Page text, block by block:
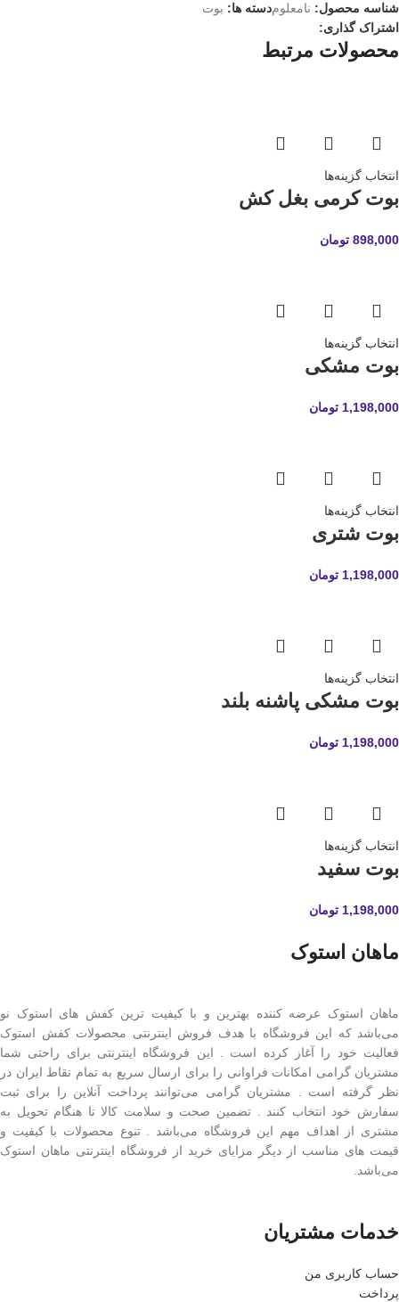
شناسه محصول: نامعلومدسته ها: بوت
اشتراک گذاری:
محصولات مرتبط
انتخاب گزینه‌ها
بوت کرمی بغل کش
898,000 تومان
انتخاب گزینه‌ها
بوت مشکی
1,198,000 تومان
انتخاب گزینه‌ها
بوت شتری
1,198,000 تومان
انتخاب گزینه‌ها
بوت مشکی پاشنه بلند
1,198,000 تومان
انتخاب گزینه‌ها
بوت سفید
1,198,000 تومان
ماهان استوک
ماهان استوک عرضه کننده بهترین و با کیفیت ترین کفش های استوک نو
می‌باشد که این فروشگاه با هدف فروش اینترنتی محصولات کفش استوک
فعالیت خود را آغاز کرده است . این فروشگاه اینترنتی برای راحتی شما
مشتریان گرامی امکانات فراوانی را برای ارسال سریع به تمام نقاط ایران در
نظر گرفته است . مشتریان گرامی می‌توانند پرداخت آنلاین را برای ثبت
سفارش خود انتخاب کنند . تضمین صحت و سلامت کالا تا هنگام تحویل به
مشتری از اهداف مهم این فروشگاه می‌باشد . تنوع محصولات با کیفیت و
قیمت های مناسب از دیگر مزایای خرید از فروشگاه اینترنتی ماهان استوک
می‌باشد.
خدمات مشتریان
حساب کاربری من
پرداخت